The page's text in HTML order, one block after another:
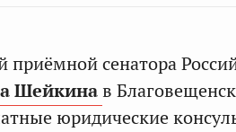
приёмной сенатора
Шейкинав
юридические